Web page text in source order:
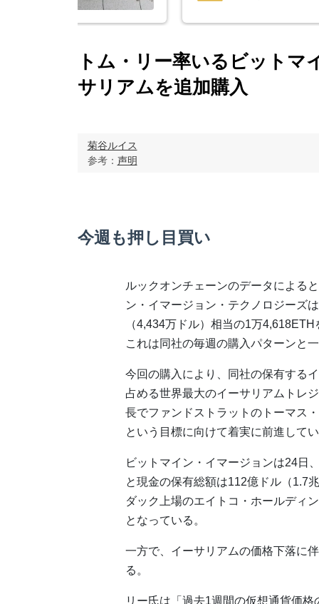
トム・リー率いるビットマ
サリアムを追加購入
菊谷ルイス
参考： 声明
今週も押し目買い
ルックオンチェーンのデータによる
ン・イマージョン・テクノロジーズ
（4,434万ドル）相当の1万
これは同社の毎週の購入パターンと
今回の購入により、同社の保有する
占める世界最大のイーサリアムトレ
長でファンドストラットのトーマス
という目標に向けて着実に前進して
ビットマイン・イマージョンは24日
と現金の保有総額は112億ドル（1.7
ダック上場のエイトコ・ホールディ
となっている。
一方で、イーサリアムの価格下落に
る。
リー氏は「過去1週間の仮想通貨価